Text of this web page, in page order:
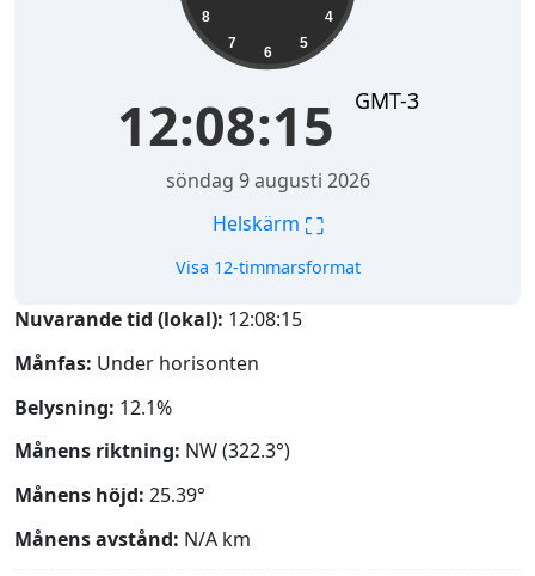
4
5
6
7
8
12:08:16 GMT-3
söndag 9 augusti 2026
Helskärm ⛶
Visa 12-timmarsformat
Nuvarande tid (lokal): 12:08:16
Månfas: Under horisonten
Belysning: 12.1%
Månens riktning: NW (322.3°)
Månens höjd: 25.39°
Månens avstånd: N/A km